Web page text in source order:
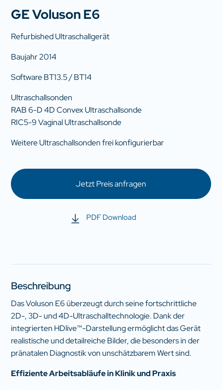
GE Voluson E6
Refurbished Ultraschallgerät
Baujahr 2014
Software BT13.5 / BT14
Ultraschallsonden
RAB 6-D 4D Convex Ultraschallsonde
RIC5-9 Vaginal Ultraschallsonde
Weitere Ultraschallsonden frei konfigurierbar
Jetzt Preis anfragen
PDF Download
Beschreibung
Das Voluson E6 überzeugt durch seine fortschrittliche
2D-, 3D- und 4D-Ultraschalltechnologie. Dank der
integrierten HDlive™-Darstellung ermöglicht das Gerät
realistische und detailreiche Bilder, die besonders in der
pränatalen Diagnostik von unschätzbarem Wert sind.
Effiziente Arbeitsabläufe in Klinik und Praxis